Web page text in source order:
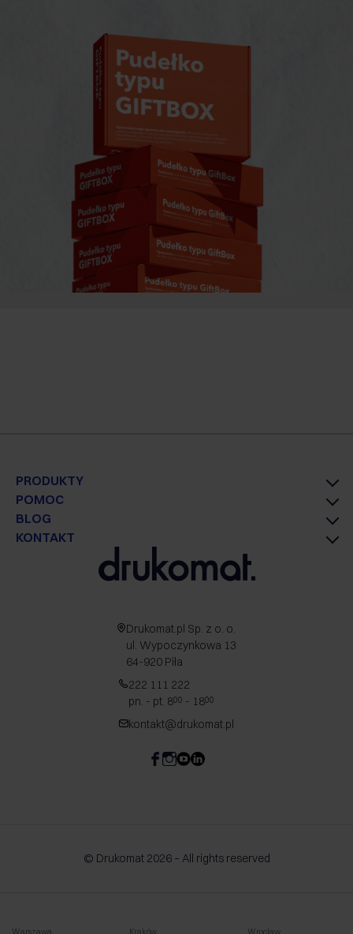
PRODUKTY
POMOC
BLOG
KONTAKT
Drukomat.pl Sp. z o. o.
ul. Wypoczynkowa 13
64-920 Piła
222 111 222
pn. - pt. 800 - 1800
kontakt@drukomat.pl
© Drukomat 2026 – All rights reserved